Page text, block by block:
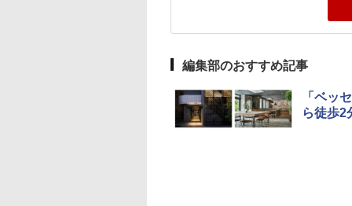
編集部のおすすめ記事
「ベッ
ら徒歩2